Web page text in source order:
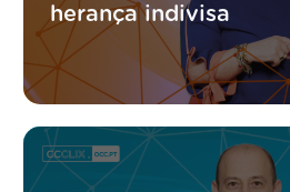
herança indivisa